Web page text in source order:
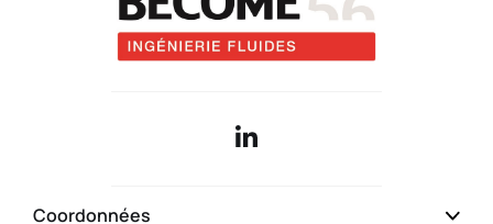
Coordonnées